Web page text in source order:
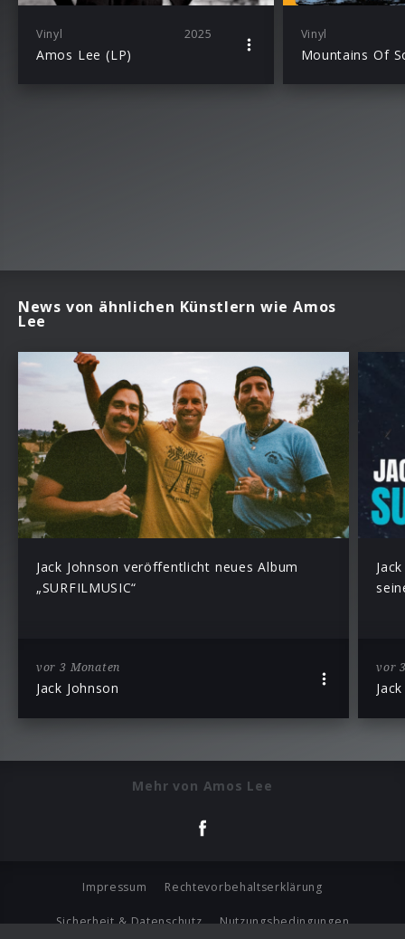
Vinyl 2025
Amos Lee (LP)
Vinyl
News von ähnlichen Künstlern wie Amos
Lee
Jack Johnson veröffentlicht neues Album
„SURFILMUSIC“
vor 3 Monaten
Jack Johnson
vor
Mehr von Amos Lee
Impressum Rechtevorbehaltserklärung
Sicherheit & Datenschutz Nutzungsbedingungen